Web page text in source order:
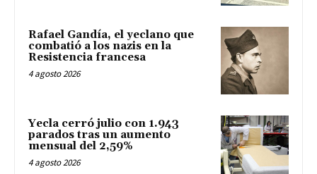
Rafael Gandía, el yeclano que
combatió a los nazis en la
Resistencia francesa
4 agosto 2026
Yecla cerró julio con 1.943
parados tras un aumento
mensual del 2,59%
4 agosto 2026